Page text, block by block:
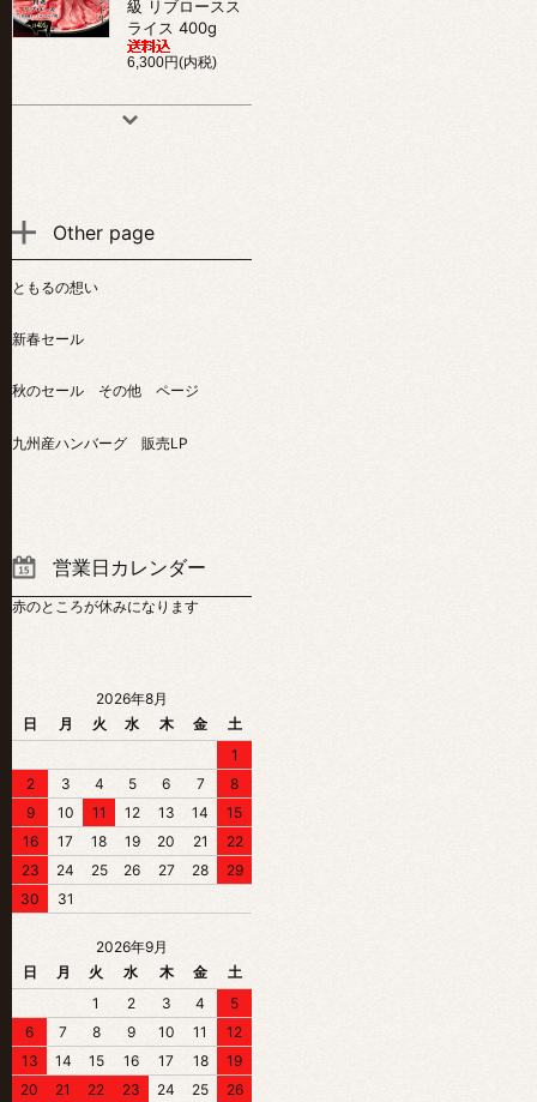
級 リブロースス
ライス 400g
6,300円(内税)
Other page
ともるの想い
新春セール
秋のセール その他 ページ
九州産ハンバーグ 販売LP
営業日カレンダー
赤のところが休みになります
2026年8月
日
月 火 水 木 金
土
1
2
3 4 5 6 7
8
9
10 11 12 13 14
15
16
17 18 19 20 21
22
23
24 25 26 27 28
29
30
31
2026年9月
日
月 火 水 木 金
土
1
2 3 4
5
6
7 8 9 10 11
12
13
14 15 16 17 18
19
20
21 22 23 24 25
26